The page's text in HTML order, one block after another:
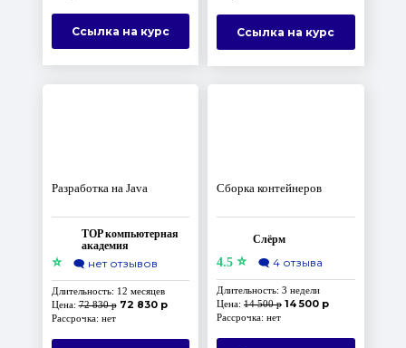
Ссылка на курс Ссылка на курс
Разработка на Java
TOP компьютерная
академия
⭐ 🗨️ нет отзывов
Длительность: 12 месяцев
Цена:72 830 р 72 830 р
Рассрочка: нет
Сборка контейнеров
Слёрм
4.5 ⭐ 🗨️ 4 отзыва
Длительность: 3 недели
Цена: 14 500 р 14 500 р
Рассрочка: нет